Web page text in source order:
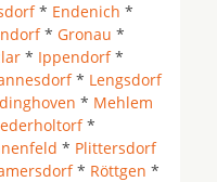
* Endenich *
* Gronau *
* Ippendorf*
* Lengsdorf
* Mehlem
*
* Plittersdorf
* Röttgen *